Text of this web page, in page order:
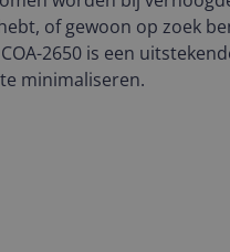
of gewoon op zoek
2650 is een
minimaliseren.